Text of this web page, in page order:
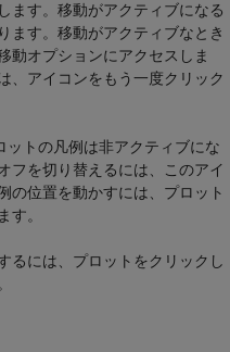
ます。移動がアクティブになる
ます。移動がアクティブなとき
動オプションにアクセスしま
、アイコンをもう一度クリック
トの凡例は非アクティブにな
フを切り替えるには、このアイ
の位置を動かすには、プロット
す。
るには、プロットをクリックし